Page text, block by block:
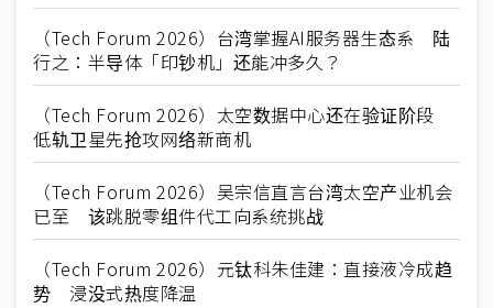
（Tech Forum 2026）台湾掌握AI服务器生态系 陆
行之：半导体「印钞机」还能冲多久？
（Tech Forum 2026）太空数据中心还在验证阶段
低轨卫星先抢攻网络新商机
（Tech Forum 2026）吴宗信直言台湾太空产业机会
已至 该跳脱零组件代工向系统挑战
（Tech Forum 2026）元钛科朱佳建：直接液冷成趋
势 浸没式热度降温